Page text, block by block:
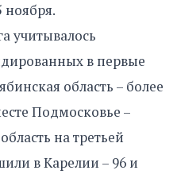
ноября.
учитывалось
в первые
область – более
Подмосковье –
на третьей
в Карелии – 96 и